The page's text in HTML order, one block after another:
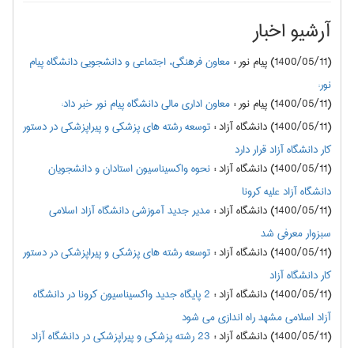
آرشیو اخبار
(1400/05/11) پیام نور :معاون فرهنگی، اجتماعی و دانشجویی دانشگاه پیام
نور:
(1400/05/11) پیام نور
:معاون اداری مالی دانشگاه پیام نور خبر داد:
(1400/05/11) دانشگاه آزاد
:توسعه رشته های پزشکی و پیراپزشکی در دستور
کار دانشگاه آزاد قرار دارد
(1400/05/11) دانشگاه آزاد
:نحوه واکسیناسیون استادان و دانشجویان
دانشگاه آزاد علیه کرونا
(1400/05/11) دانشگاه آزاد
:مدیر جدید آموزشی دانشگاه آزاد اسلامی
سبزوار معرفی شد
(1400/05/11) دانشگاه آزاد
:توسعه رشته های پزشکی و پیراپزشکی در دستور
کار دانشگاه آزاد
(1400/05/11) دانشگاه آزاد
:
2 پایگاه جدید واکسیناسیون کرونا در دانشگاه
آزاد اسلامی مشهد راه اندازی می شود
(1400/05/11) دانشگاه آزاد
:
23 رشته پزشکی و پیراپزشکی در دانشگاه آزاد